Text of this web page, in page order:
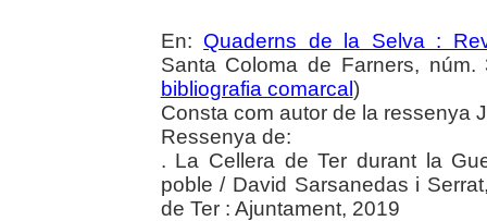
En: Quaderns de la Selva :
Santa Coloma de Farners,
bibliografia comarcal )
Consta com autor de la ressenya
Ressenya de:
. La Cellera de Ter durant la
poble / David Sarsanedas i
de Ter : Ajuntament, 2019